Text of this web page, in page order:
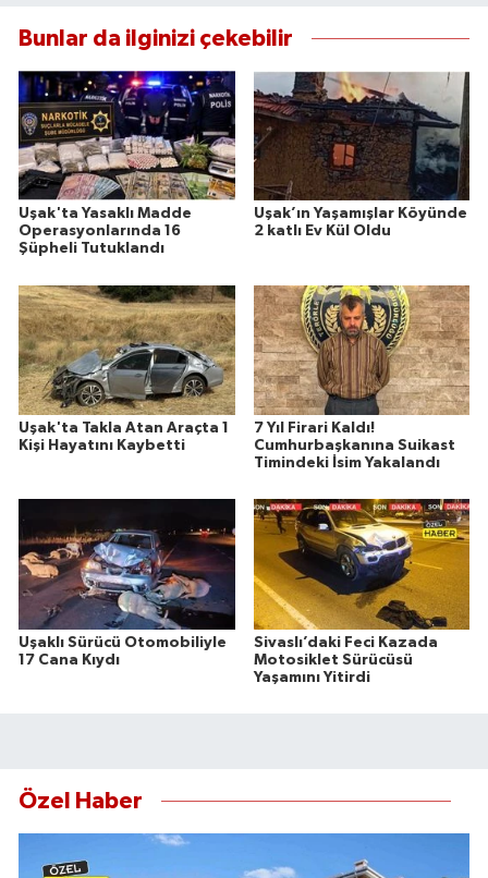
Bunlar da ilginizi çekebilir
Uşak'ta Yasaklı Madde
Operasyonlarında 16
Şüpheli Tutuklandı
Uşak’ın Yaşamışlar Köyünde
2 katlı Ev Kül Oldu
Uşak'ta Takla Atan Araçta 1
Kişi Hayatını Kaybetti
7 Yıl Firari Kaldı!
Cumhurbaşkanına Suikast
Timindeki İsim Yakalandı
Uşaklı Sürücü Otomobiliyle
17 Cana Kıydı
Sivaslı’daki Feci Kazada
Motosiklet Sürücüsü
Yaşamını Yitirdi
Özel Haber